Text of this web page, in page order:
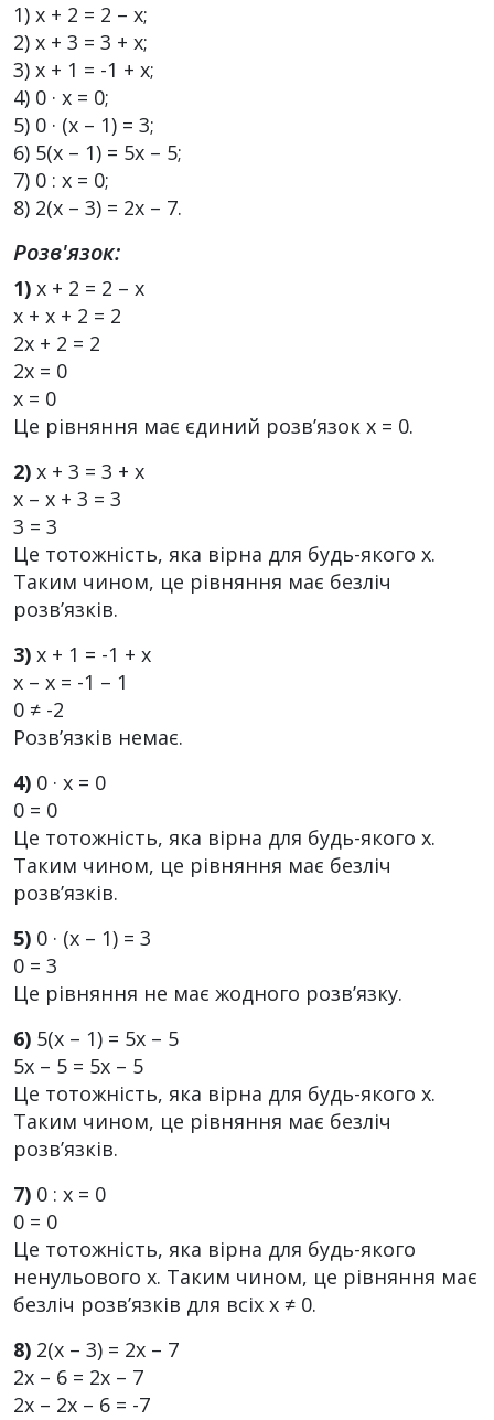
1) х + 2 = 2 – х;
2) х + 3 = 3 + х;
3) х + 1 = -1 + х;
4) 0 · х = 0;
5) 0 · (х – 1) = 3;
6) 5(х – 1) = 5х – 5;
7) 0 : х = 0;
8) 2(х – 3) = 2х – 7.
Розв'язок:
1) х + 2 = 2 – х
х + х + 2 = 2
2х + 2 = 2
2х = 0
х = 0
Це рівняння має єдиний розв’язок х = 0.
2) х + 3 = 3 + х
х – х + 3 = 3
3 = 3
Це тотожність, яка вірна для будь-якого х.
Таким чином, це рівняння має безліч
розв’язків.
3) х + 1 = -1 + х
х – х = -1 – 1
0 ≠ -2
Розв’язків немає.
4) 0 · х = 0
0 = 0
Це тотожність, яка вірна для будь-якого х.
Таким чином, це рівняння має безліч
розв’язків.
5) 0 · (х – 1) = 3
0 = 3
Це рівняння не має жодного розв’язку.
6) 5(х – 1) = 5х – 5
5х – 5 = 5х – 5
Це тотожність, яка вірна для будь-якого х.
Таким чином, це рівняння має безліч
розв’язків.
7) 0 : х = 0
0 = 0
Це тотожність, яка вірна для будь-якого
ненульового х. Таким чином, це рівняння має
безліч розв’язків для всіх х ≠ 0.
8) 2(х – 3) = 2х – 7
2х – 6 = 2х – 7
2х – 2х – 6 = -7